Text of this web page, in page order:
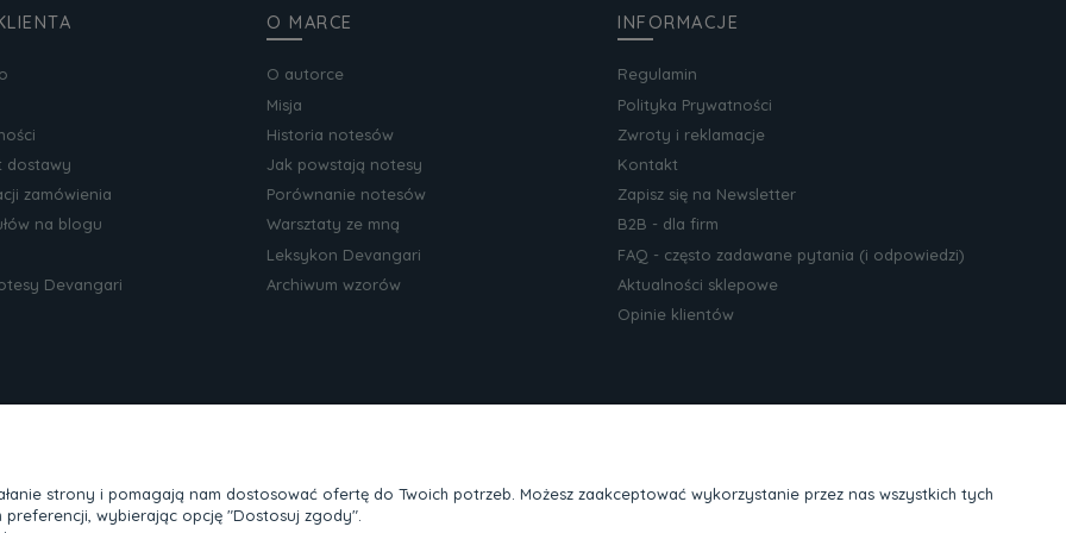
dostawy
zamówienia
na blogu
Devangari
O MARCE
O autorce
Misja
Historia notesów
Jak powstają notesy
Porównanie notesów
Warsztaty ze mną
Leksykon Devangari
Archiwum wzorów
INFORMACJE
Regulamin
Polityka Prywatności
Zwroty i reklamacje
Kontakt
Zapisz się na Newsletter
B2B - dla firm
FAQ - często zadawane pytania (i odpowiedzi)
Aktualności sklepowe
Opinie klientów
strony i pomagają nam dostosować ofertę do Twoich potrzeb. Możesz zaakceptować wykorzystanie przez nas wszystkich tych
wybierając opcję "Dostosuj zgody".